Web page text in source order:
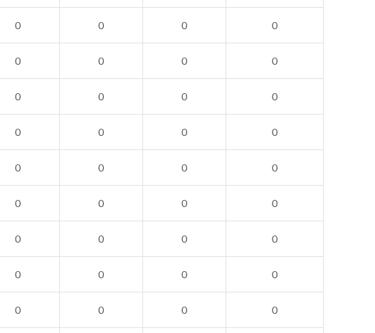
0 0 0 0
0 0 0 0
0 0 0 0
0 0 0 0
0 0 0 0
0 0 0 0
0 0 0 0
0 0 0 0
0 0 0 0